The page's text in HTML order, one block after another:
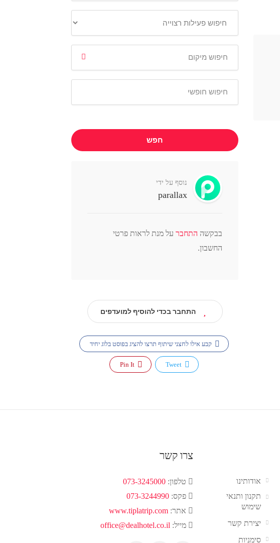
חפש
נוסף על ידי
parallax
בבקשה התחבר על מנת לראות פרטי
החשבון.
התחבר בכדי להוסיף למועדפים
קבע אילו לחצני שיתוף תרצו להציג בפוסט בלוג יחיד
אודותינו
תקנון ותנאי
שימוש
יצירת קשר
סימניות
צרו קשר
טלפון:073-3245000
פקס:073-3244990
אתר:www.tiplatrip.com
מייל: office@dealhotel.co.il